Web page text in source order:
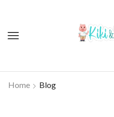
Home Blog